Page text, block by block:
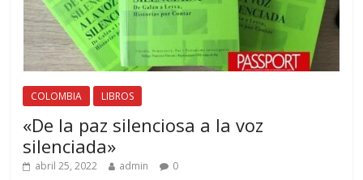
COLOMBIA LIBROS
«De la paz silenciosa a la voz
silenciada»
abril 25, 2022 admin 0